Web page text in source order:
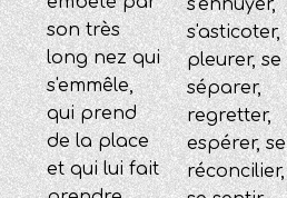
son très
long nez qui
s'emmêle,
qui prend
de la place
et qui lui fait
s'ennuyer,
s'asticoter,
pleurer, se
séparer,
regretter,
espérer, se
réconcilier,